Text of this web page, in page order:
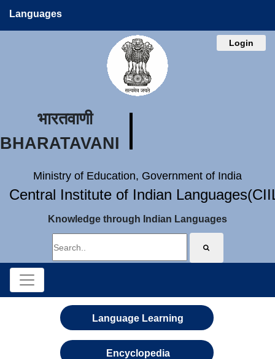
Languages
Login
भारतवाणी
BHARATAVANI
Ministry of Education, Government of India
Central Institute of Indian
Knowledge through Indian Languages
Language Learning
Encyclopedia